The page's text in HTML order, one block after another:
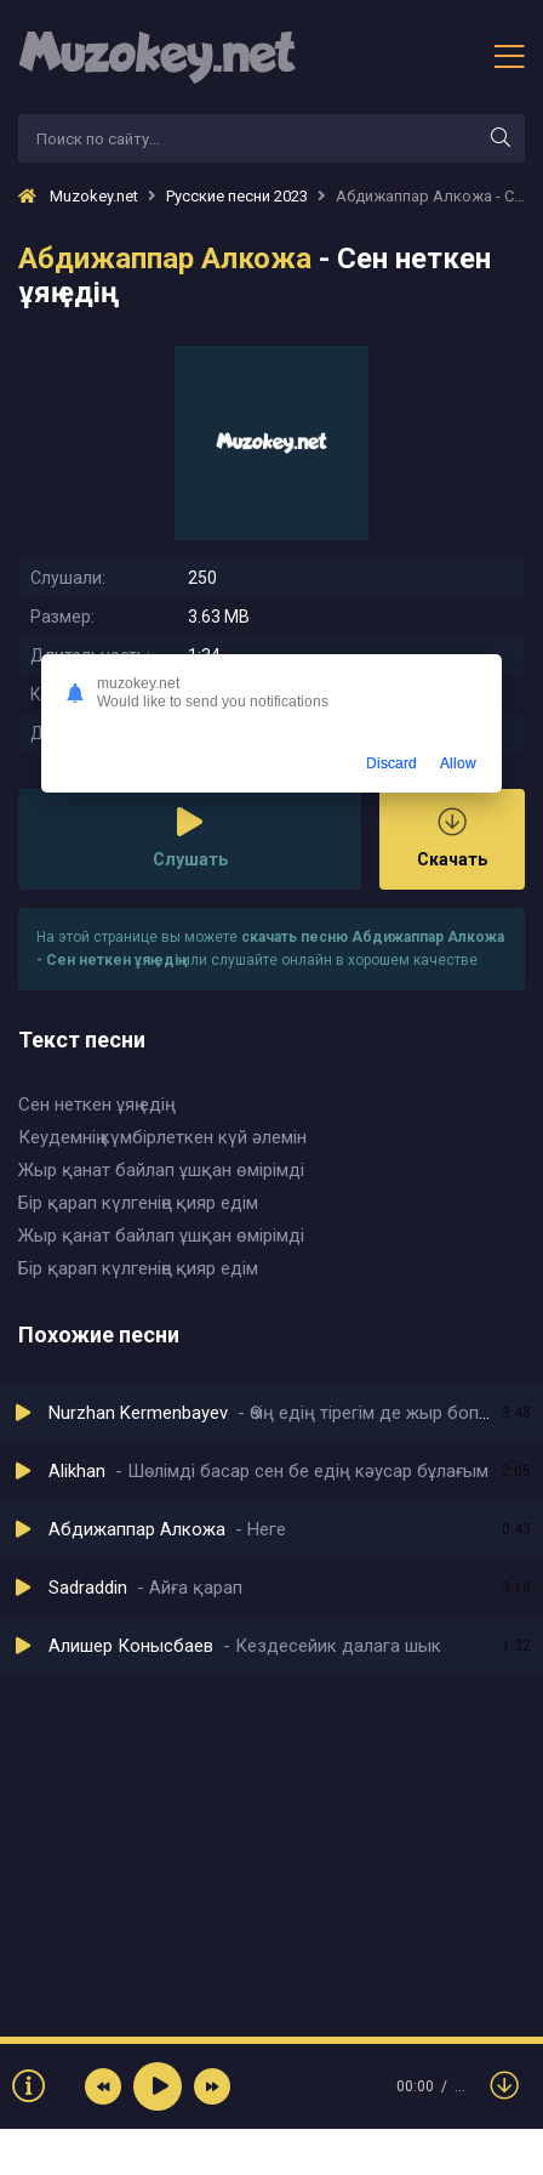
Muzokey.net Русские песни 2023 Абдижаппар Алкожа - Сен неткен ұяң едің
Абдижаппар Алкожа - Сен неткен
ұяң едің
Слушали:
250
Размер:
3.63 MB
Длительность:
1:34
Качество:
320 kbps
Дата релиза:
Слушать Скачать
На этой странице вы можете скачать песню Абдижаппар Алкожа
- Сен неткен ұяң едіңили слушайте онлайн в хорошем качестве
Текст песни
Сен неткен ұяң едің
Кеудемнің күмбірлеткен күй әлемін
Жыр қанат байлап ұшқан өмірімді
Бір қарап күлгеніңе қияр едім
Жыр қанат байлап ұшқан өмірімді
Бір қарап күлгеніңе қияр едім
Похожие песни
Nurzhan Kermenbayev Өзің едің тірегім де жыр боп тұндың жүрегімде 3:48
Alikhan Шөлімді басар сен бе едің кәусар бұлағым
Абдижаппар Алкожа Неге 0:43
Sadraddin Айға қарап
Алишер Конысбаев Кездесейик далага шык 1:32
00:00 …
muzokey.net
Would like to send you notifications
Discard Allow